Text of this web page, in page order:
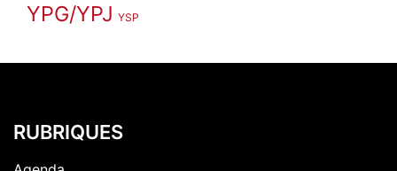
YPG/YPJ YSP
RUBRIQUES